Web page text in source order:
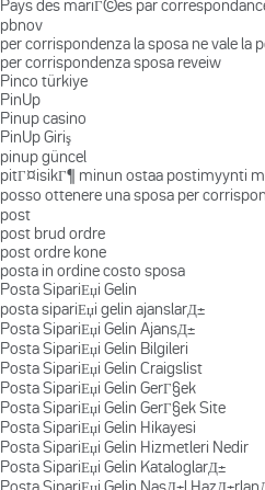
Pays des mariГ©es par
pbnov
per corrispondenza la sposa ne vale la
per corrispondenza sposa reveiw
Pinco türkiye
PinUp
Pinup casino
PinUp Giriş
pinup güncel
pitГ¤isikГ¶ minun ostaa postimyynti
posso ottenere una sposa per
post
post brud ordre
post ordre kone
posta in ordine costo sposa
Posta SipariЕџi Gelin
posta sipariЕџi gelin ajanslarД±
Posta SipariЕџi Gelin AjansД±
Posta SipariЕџi Gelin Bilgileri
Posta SipariЕџi Gelin Craigslist
Posta SipariЕџi Gelin GerГ§ek
Posta SipariЕџi Gelin GerГ§ek Site
Posta SipariЕџi Gelin Hikayesi
Posta SipariЕџi Gelin Hizmetleri Nedir
Posta SipariЕџi Gelin KataloglarД±
Posta SipariЕџi Gelin NasД±l